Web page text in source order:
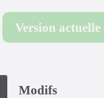
Version actuelle
Modifs